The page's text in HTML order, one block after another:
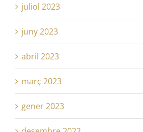
juliol 2023
juny 2023
abril 2023
març 2023
gener 2023